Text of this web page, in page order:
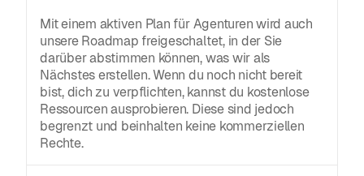
Mit einem aktiven Plan für Agenturen wird auch
unsere Roadmap freigeschaltet, in der Sie
darüber abstimmen können, was wir als
Nächstes erstellen. Wenn du noch nicht bereit
bist, dich zu verpflichten, kannst du kostenlose
Ressourcen ausprobieren. Diese sind jedoch
begrenzt und beinhalten keine kommerziellen
Rechte.